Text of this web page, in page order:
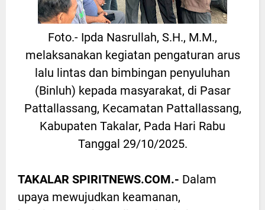
Foto.- Ipda Nasrullah, S.H., M.M.,
melaksanakan kegiatan pengaturan arus
lalu lintas dan bimbingan penyuluhan
(Binluh) kepada masyarakat, di Pasar
Pattallassang, Kecamatan Pattallassang,
Kabupaten Takalar, Pada Hari Rabu
Tanggal 29/10/2025.
TAKALAR SPIRITNEWS.COM.- Dalam
upaya mewujudkan keamanan,